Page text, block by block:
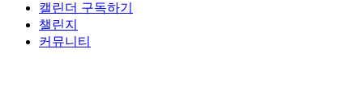
캘린더 구독하기
챌린지
커뮤니티